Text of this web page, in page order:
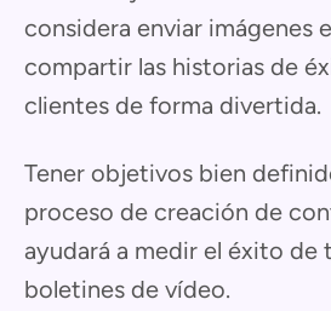
considera enviar imágenes
compartir las historias de
clientes de forma divertida.
Tener objetivos bien
proceso de creación de
ayudará a medir el éxito de
boletines de vídeo.